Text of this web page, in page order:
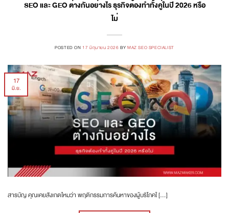
SEO และ GEO ต่างกันอย่างไร ธุรกิจต้องทำทั้งคู่ในปี 2026 หรือ
ไม่
POSTED ON17 มิถุนายน 2026 BY MAZ SEO SPECIALIST
17
มิ.ย.
สารบัญ คุณเคยสังเกตไหมว่า พฤติกรรมการค้นหาของผู้บริโภคใ […]